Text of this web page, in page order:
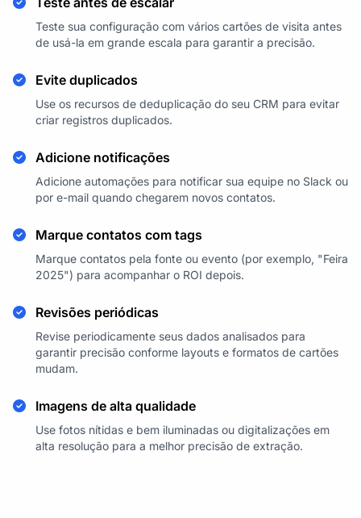
Teste sua configuração com vários cartões de visita antes
de usá-la em grande escala para garantir a precisão.
Evite duplicados
Use os recursos de deduplicação do seu CRM para evitar
criar registros duplicados.
Adicione notificações
Adicione automações para notificar sua equipe no Slack ou
por e-mail quando chegarem novos contatos.
Marque contatos com tags
Marque contatos pela fonte ou evento (por exemplo, "Feira
2025") para acompanhar o ROI depois.
Revisões periódicas
Revise periodicamente seus dados analisados para
garantir precisão conforme layouts e formatos de cartões
mudam.
Imagens de alta qualidade
Use fotos nítidas e bem iluminadas ou digitalizações em
alta resolução para a melhor precisão de extração.